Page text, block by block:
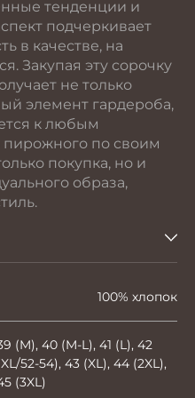
тенденции и
подчеркивает
в качестве, на
Закупая эту сорочку
не только
элемент гардероба,
к любым
пирожного по своим
покупка, но и
образа,
100% хлопок
(M), 40 (M-L), 41 (L), 42
52-54), 43 (XL), 44 (2XL),
(3XL)